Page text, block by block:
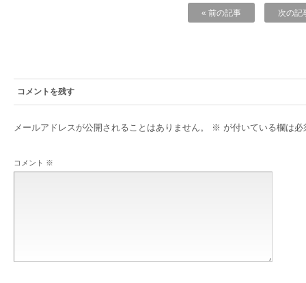
« 前の記事 次の記
コメントを残す
メールアドレスが公開されることはありません。 ※ が付いている欄は必
コメント ※